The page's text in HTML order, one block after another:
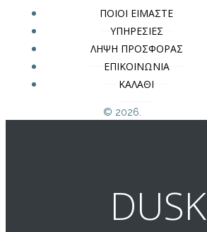
ΠΟΙΟΙ ΕΙΜΑΣΤΕ
ΥΠΗΡΕΣΙΕΣ
ΛΗΨΗ ΠΡΟΣΦΟΡΑΣ
ΕΠΙΚΟΙΝΩΝΙΑ
ΚΑΛΑΘΙ
© 2026.
DUSK